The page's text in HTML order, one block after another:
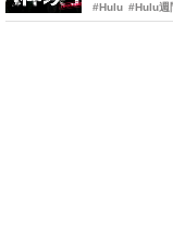
#Hulu #Hulu週